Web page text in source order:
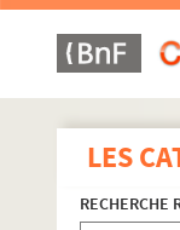
LES
RECHERCHE
Fol. 99.
Fol.
Fol.
Fol.
Fol.
Fol.